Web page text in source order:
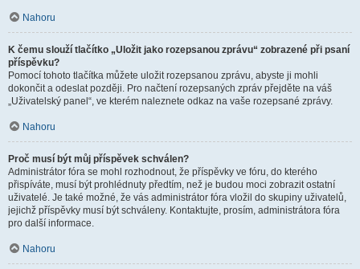
Nahoru
K čemu slouží tlačítko „Uložit jako rozepsanou zprávu“ zobrazené při psaní
příspěvku?
Pomocí tohoto tlačítka můžete uložit rozepsanou zprávu, abyste ji mohli
dokončit a odeslat později. Pro načtení rozepsaných zpráv přejděte na váš
„Uživatelský panel“, ve kterém naleznete odkaz na vaše rozepsané zprávy.
Nahoru
Proč musí být můj příspěvek schválen?
Administrátor fóra se mohl rozhodnout, že příspěvky ve fóru, do kterého
přispíváte, musí být prohlédnuty předtím, než je budou moci zobrazit ostatní
uživatelé. Je také možné, že vás administrátor fóra vložil do skupiny uživatelů,
jejichž příspěvky musí být schváleny. Kontaktujte, prosím, administrátora fóra
pro další informace.
Nahoru